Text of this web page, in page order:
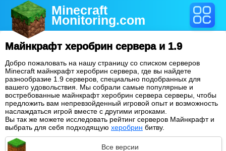
Minecraft
Monitoring.com
Майнкрафт херобрин сервера и 1.9
Добро пожаловать на нашу страницу со списком серверов
Minecraft майнкрафт херобрин сервера, где вы найдете
разнообразие 1.9 серверов, специально подобранных для
вашего удовольствия. Мы собрали самые популярные и
востребованные майнкрафт херобрин сервера серверы, чтобы
предложить вам непревзойденный игровой опыт и возможность
наслаждаться игрой вместе с другими игроками.
Вы так же можете исследовать рейтинг серверов Майнкрафт и
выбрать для себя подходящую херобрин битву.
Все версии